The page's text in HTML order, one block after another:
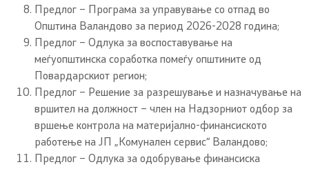
Предлог – Програма за управување со отпад во
Општина Валандово за период 2026-2028 година;
Предлог – Одлука зa воспоставување на
меѓуопштинска соработка помеѓу општините од
Повардарскиот регион;
Предлог – Решение за разрешување и назначување на
вршител на должност – член на Надзорниот одбор за
вршење контрола на материјално-финансиското
работење на ЈП „Комунален сервис“ Валандово;
Предлог – Одлука зa одобрување финансиска